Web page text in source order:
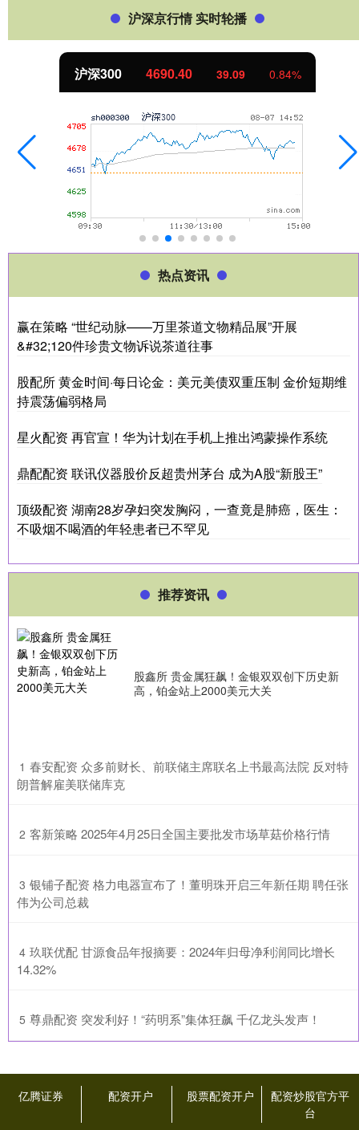
沪深京行情 实时轮播
北证50 1134.49
热点资讯
赢在策略 “世纪动脉——万里茶道文物精品展”开展
&#32;120件珍贵文物诉说茶道往事
股配所 黄金时间·每日论金：美元美债双重压制 金价短期维
持震荡偏弱格局
星火配资 再官宣！华为计划在手机上推出鸿蒙操作系统
鼎配配资 联讯仪器股价反超贵州茅台 成为A股“新股王”
顶级配资 湖南28岁孕妇突发胸闷，一查竟是肺癌，医生：
不吸烟不喝酒的年轻患者已不罕见
推荐资讯
股鑫所 贵金属狂飙！金银双双创下历史新
高，铂金站上2000美元大关
1 ​春安配资 众多前财长、前联储主席联名上书最高法院 反对特
朗普解雇美联储库克
2 ​客新策略 2025年4月25日全国主要批发市场草菇价格行情
3 ​银铺子配资 格力电器宣布了！董明珠开启三年新任期 聘任张
伟为公司总裁
4 ​玖联优配 甘源食品年报摘要：2024年归母净利润同比增长
14.32%
5 ​尊鼎配资 突发利好！“药明系”集体狂飙 千亿龙头发声！
亿腾证券 配资开户 股票配资开户
配资炒股官方平
台